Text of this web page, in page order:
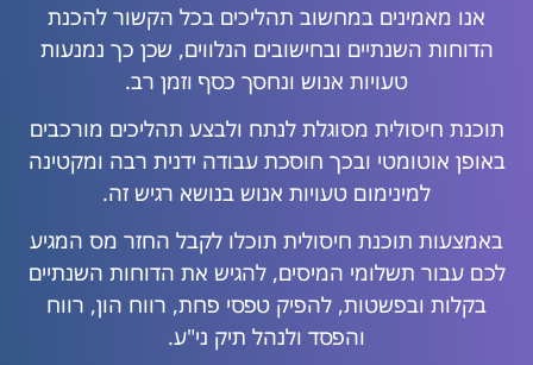
אנו מאמינים במחשוב תהליכים בכל הקשור להכנת
הדוחות השנתיים ובחישובים הנלווים, שכן כך נמנעות
טעויות אנוש ונחסך כסף וזמן רב.
תוכנת חיסולית מסוגלת לנתח ולבצע תהליכים מורכבים
באופן אוטומטי ובכך חוסכת עבודה ידנית רבה ומקטינה
למינימום טעויות אנוש בנושא רגיש זה.
באמצעות תוכנת חיסולית תוכלו לקבל החזר מס המגיע
לכם עבור תשלומי המיסים, להגיש את הדוחות השנתיים
בקלות ובפשטות, להפיק טפסי פחת, רווח הון, רווח
והפסד ולנהל תיק ני"ע.